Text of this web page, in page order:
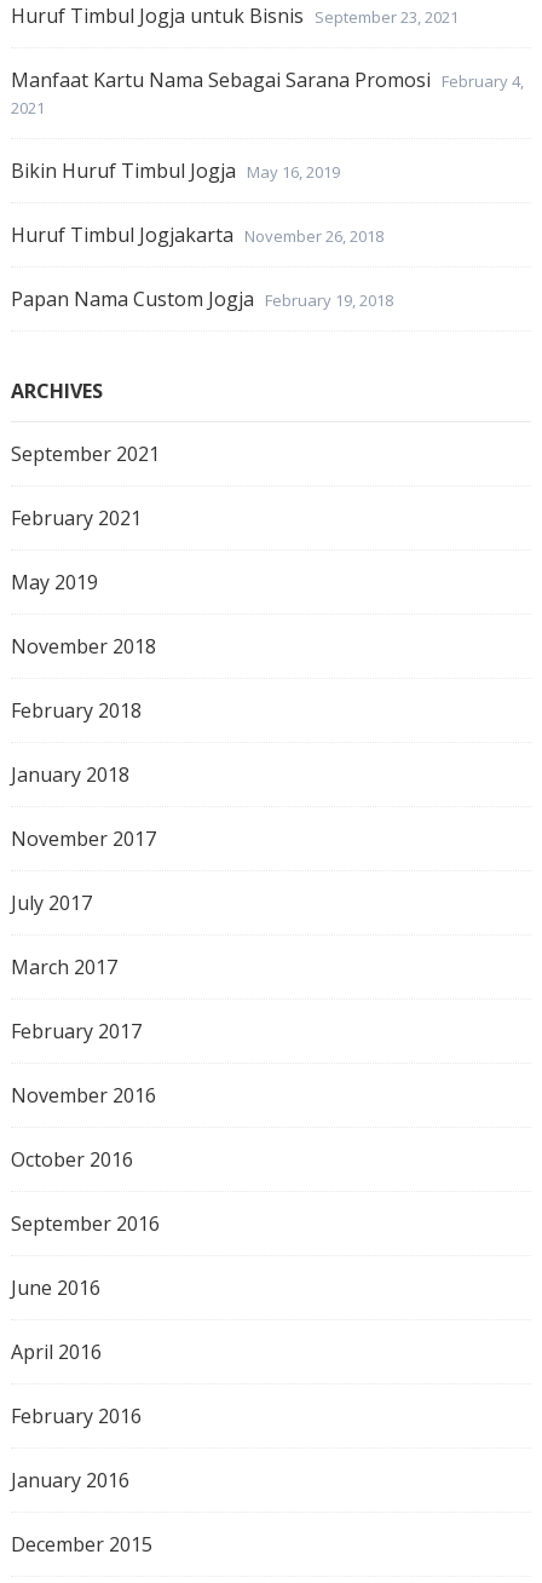
Huruf Timbul Jogja untuk Bisnis September 23, 2021
Manfaat Kartu Nama Sebagai Sarana Promosi
February 4,
2021
Bikin Huruf Timbul Jogja May 16, 2019
Huruf Timbul Jogjakarta November 26, 2018
Papan Nama Custom Jogja February 19, 2018
ARCHIVES
September 2021
February 2021
May 2019
November 2018
February 2018
January 2018
November 2017
July 2017
March 2017
February 2017
November 2016
October 2016
September 2016
June 2016
April 2016
February 2016
January 2016
December 2015